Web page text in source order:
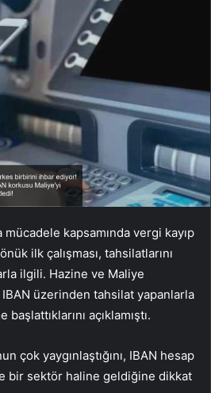
mücadele kapsamında vergi kayıp
ilk çalışması, tahsilatlarını
ilgili. Hazine ve Maliye
IBAN üzerinden tahsilat yapanlarla
açıklamıştı.
çok yaygınlaştığını, IBAN hesap
bir sektör haline geldiğine dikkat